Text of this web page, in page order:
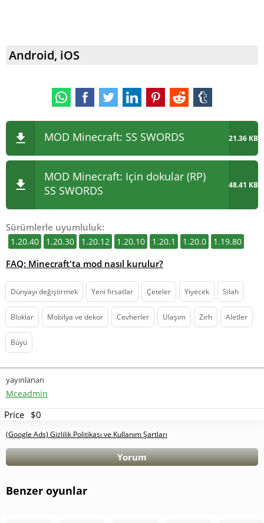
Android, iOS
MOD Minecraft: SS SWORDS 21.36 KB
MOD Minecraft: Için dokular (RP)
SS SWORDS
48.41 KB
Sürümlerle uyumluluk:
1.20.40 1.20.30 1.20.12 1.20.10 1.20.1 1.20.0 1.19.80
FAQ: Minecraft'ta mod nasıl kurulur?
Dünyayı değiştirmek Yeni fırsatlar Çeteler Yiyecek Silah
Bloklar Mobilya ve dekor Cevherler Ulaşım Zırh Aletler
Büyü
yayınlanan
Mceadmin
Price $0
(Google Ads) Gizlilik Politikası ve Kullanım Şartları
Yorum
Benzer oyunlar